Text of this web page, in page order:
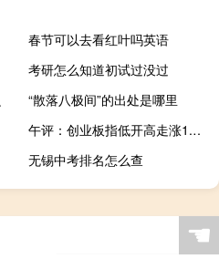
春节可以去看红叶吗英语
考研怎么知道初试过没过
“散落八极间”的出处是哪里
午评：创业板指低开高走涨1.35% 汽车整车板块领涨
无锡中考排名怎么查
☚